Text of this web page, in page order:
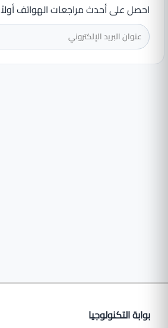
احصل على أحدث مراجعات الهواتف أولاً
بوابة التكنولوجيا